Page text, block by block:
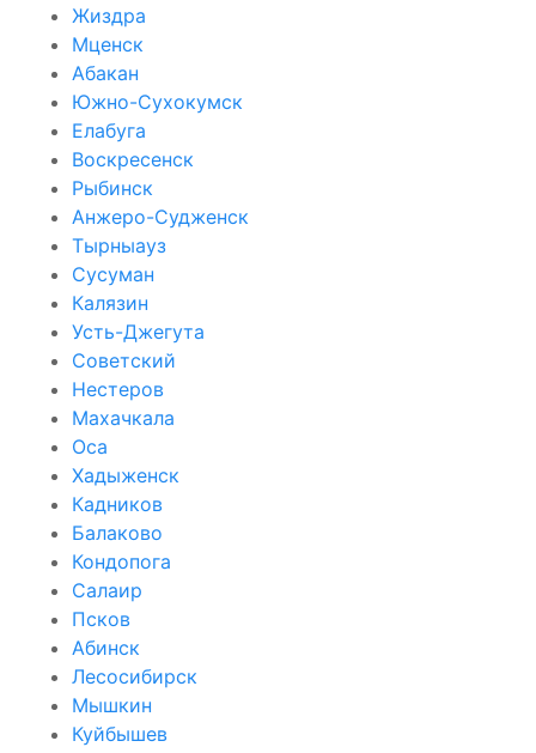
Жиздра
Мценск
Абакан
Южно-Сухокумск
Елабуга
Воскресенск
Рыбинск
Анжеро-Судженск
Тырныауз
Сусуман
Калязин
Усть-Джегута
Советский
Нестеров
Махачкала
Оса
Хадыженск
Кадников
Балаково
Кондопога
Салаир
Псков
Абинск
Лесосибирск
Мышкин
Куйбышев